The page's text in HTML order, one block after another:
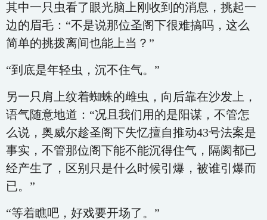
其中一只虫看了眼光脑上刚收到的消息，挑起一
边的眉毛：“不是说那位圣阁下很难搞吗，这么
简单的挑拨离间也能上当？”
“到底是年轻虫，沉不住气。”
另一只肩上纹着蜘蛛的雌虫，向后靠在沙发上，
语气随意地道：“况且我们用的是阳谋，不管怎
么说，奥威尔趁圣阁下失忆擅自推动43号法案是
事实，不管那位阁下能不能沉得住气，隔阂都已
经产生了，区别只是什么时候引爆，被谁引爆而
已。”
“等着瞧吧，好戏要开场了。”